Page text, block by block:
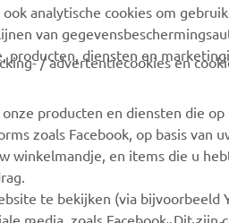
Boek een
onderhoudsbeurt
Zoek een Yamaha-dealer
Afvalbatterijen
analytische cookies om
van
producten, diensten en
/ advertentiecookies en
producten en diensten die
zoals Facebook, op basis van
winkelmandje, en items die u
te bekijken (via bijvoorbeeld
media, zoals Facebook. Dit zijn